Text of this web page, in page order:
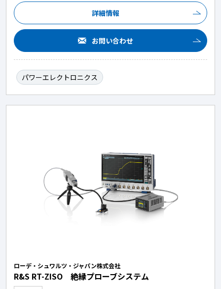
詳細情報
お問い合わせ
パワーエレクトロニクス
ローデ・シュワルツ・ジャパン株式会社
R&S RT-ZISO 絶縁プローブシステム